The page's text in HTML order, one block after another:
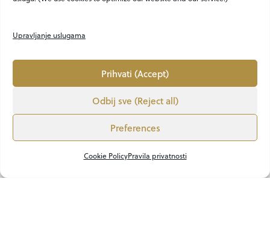
Upravljanje uslugama
Prihvati (Accept)
Odbij sve (Reject all)
Preferences
Cookie PolicyPravila privatnosti